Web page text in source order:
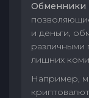
Обменники
и деньги,
различными
лишних
Например,